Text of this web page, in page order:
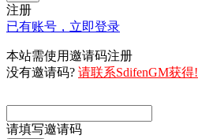
注册
已有账号，立即登录
本站需使用邀请码注册
没有邀请码? 请联系SdifenGM获得!
请填写邀请码